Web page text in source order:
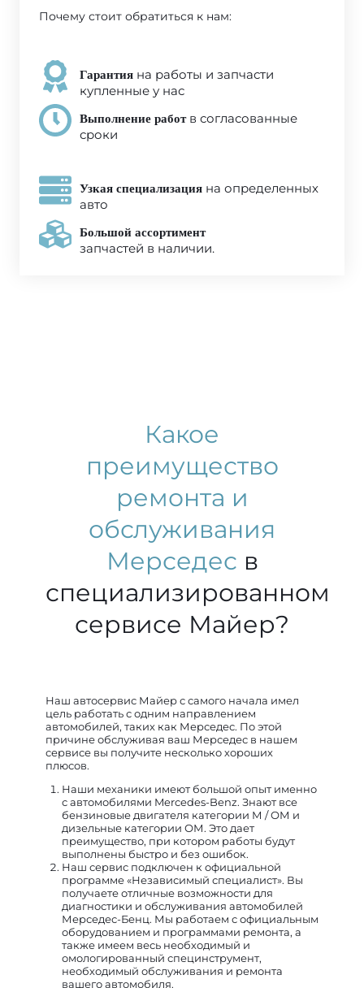
Почему стоит обратиться к нам:
Гарантия на работы и запчасти
купленные у нас
Выполнение работв согласованные
сроки
Узкая специализация на определенных
авто
Большой ассортимент
запчастей в наличии.
Какое
преимущество
ремонта и
обслуживания
Мерседес в
специализированном
сервисе Майер?
Наш автосервис Майер с самого начала имел
цель работать с одним направлением
автомобилей, таких как Мерседес. По этой
причине обслуживая ваш Мерседес в нашем
сервисе вы получите несколько хороших
плюсов.
Наши механики имеют большой опыт именно
с автомобилями Mercedes-Benz. Знают все
бензиновые двигателя категории М / ОМ и
дизельные категории ОМ. Это дает
преимущество, при котором работы будут
выполнены быстро и без ошибок.
Наш сервис подключен к официальной
программе «Независимый специалист». Вы
получаете отличные возможности для
диагностики и обслуживания автомобилей
Мерседес-Бенц. Мы работаем с официальным
оборудованием и программами ремонта, а
также имеем весь необходимый и
омологированный специнструмент,
необходимый обслуживания и ремонта
вашего автомобиля.